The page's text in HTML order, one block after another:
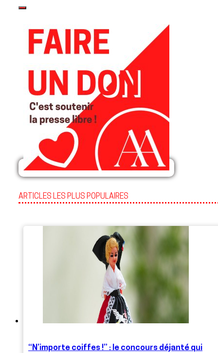
ARTICLES LES PLUS POPULAIRES
“N’importe coiffes !” : le concours déjanté qui